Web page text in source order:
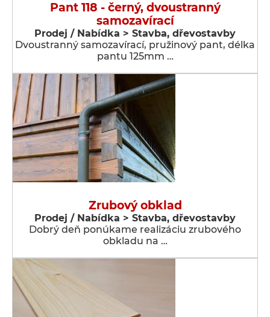
Pant 118 - černý, dvoustranný
samozavírací
Prodej / Nabídka > Stavba, dřevostavby
Dvoustranný samozavírací, pružinový pant, délka
pantu 125mm …
Zrubový obklad
Prodej / Nabídka > Stavba, dřevostavby
Dobrý deň ponúkame realizáciu zrubového
obkladu na …